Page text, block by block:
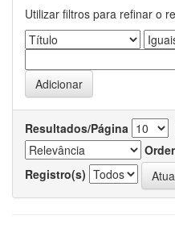
Utilizar filtros para refinar o
Resultados/Página
Registro(s)